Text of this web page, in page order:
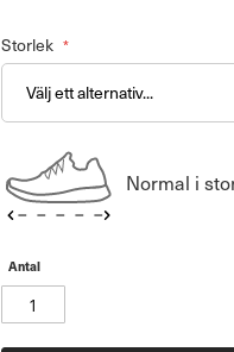
Storlek
Normal i
Antal